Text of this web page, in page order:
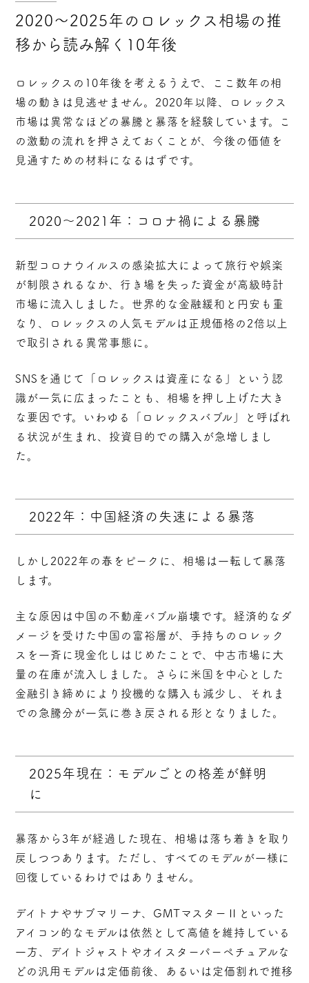
2020〜2025年のロレックス相場の推
移から読み解く10年後
ロレックスの10年後を考えるうえで、ここ数年の相
場の動きは見逃せません。2020年以降、ロレックス
市場は異常なほどの暴騰と暴落を経験しています。こ
の激動の流れを押さえておくことが、今後の価値を
見通すための材料になるはずです。
2020〜2021年：コロナ禍による暴騰
新型コロナウイルスの感染拡大によって旅行や娯楽
が制限されるなか、行き場を失った資金が高級時計
市場に流入しました。世界的な金融緩和と円安も重
なり、ロレックスの人気モデルは正規価格の2倍以上
で取引される異常事態に。
SNSを通じて
「ロレックスは資産になる」という認
識が一気に広まった ことも、相場を押し上げた大き
な要因です。いわゆる「ロレックスバブル」と呼ばれ
る状況が生まれ、投資目的での購入が急増しまし
た。
2022年：中国経済の失速による暴落
しかし2022年の春をピークに、相場は一転して暴落
します。
主な原因は 中国の不動産バブル崩壊 です。経済的なダ
メージを受けた中国の富裕層が、手持ちのロレック
スを一斉に現金化しはじめたことで、中古市場に大
量の在庫が流入しました。さらに米国を中心とした
金融引き締めにより投機的な購入も減少し、それま
での急騰分が一気に巻き戻される形となりました。
2025年現在：モデルごとの格差が鮮明
に
暴落から3年が経過した現在、相場は落ち着きを取り
戻しつつあります。ただし、すべてのモデルが一様に
回復しているわけではありません。
デイトナやサブマリーナ、GMTマスターⅡといった
アイコン的なモデルは依然として高値を維持 している
一方、デイトジャストやオイスターパーペチュアルな
どの汎用モデルは定価前後、あるいは定価割れで推移